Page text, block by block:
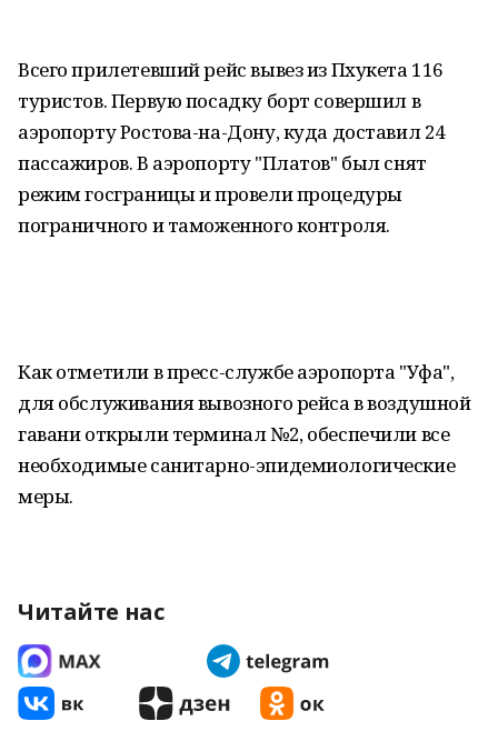
Всего прилетевший рейс вывез из Пхукета 116
туристов. Первую посадку борт совершил в
аэропорту Ростова-на-Дону, куда доставил 24
пассажиров. В аэропорту "Платов" был снят
режим госграницы и провели процедуры
пограничного и таможенного контроля.
Как отметили в пресс-службе аэропорта "Уфа",
для обслуживания вывозного рейса в воздушной
гавани открыли терминал №2, обеспечили все
необходимые санитарно-эпидемиологические
меры.
Читайте нас